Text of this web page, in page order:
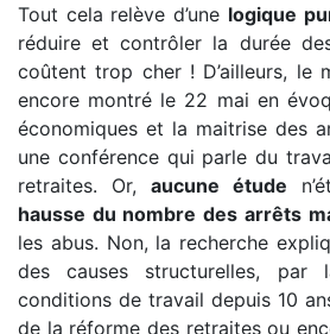
Tout cela relève d’une logique
réduire et contrôler la durée
coûtent trop cher ! D’ailleurs, le
encore montré le 22 mai en
économiques et la maitrise des
une conférence qui parle du
retraites. Or, aucune étude
hausse du nombre des arrêts
les abus. Non, la recherche
des causes structurelles, par
conditions de travail depuis 10
de la réforme des retraites ou